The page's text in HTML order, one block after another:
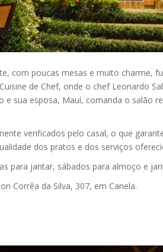
com poucas mesas e muito charme,
de Chef, onde o chef Leonardo
e sua esposa, Mauí, comanda o salão
verificados pelo casal, o que
dos pratos e dos serviços
para jantar, sábados para almoço e
Corrêa da Silva, 307, em Canela.